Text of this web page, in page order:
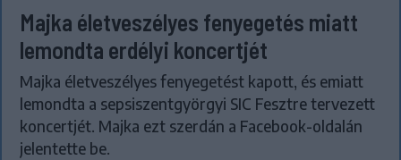
Majka életveszélyes fenyegetés miatt
lemondta erdélyi koncertjét
Majka életveszélyes fenyegetést kapott, és emiatt
lemondta a sepsiszentgyörgyi SIC Fesztre tervezett
koncertjét. Majka ezt szerdán a Facebook-oldalán
jelentette be.